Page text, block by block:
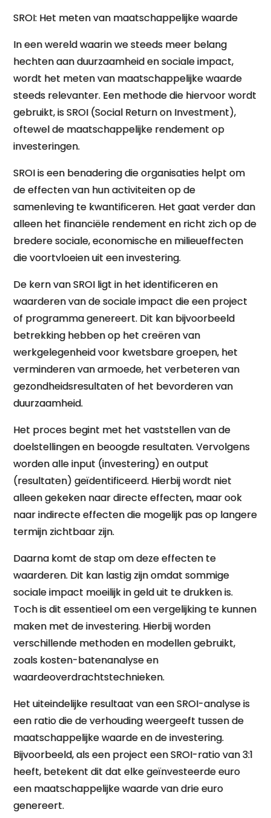
SROI: Het meten van maatschappelijke waarde
In een wereld waarin we steeds meer belang
hechten aan duurzaamheid en sociale impact,
wordt het meten van maatschappelijke waarde
steeds relevanter. Een methode die hiervoor wordt
gebruikt, is SROI (Social Return on Investment),
oftewel de maatschappelijke rendement op
investeringen.
SROI is een benadering die organisaties helpt om
de effecten van hun activiteiten op de
samenleving te kwantificeren. Het gaat verder dan
alleen het financiële rendement en richt zich op de
bredere sociale, economische en milieueffecten
die voortvloeien uit een investering.
De kern van SROI ligt in het identificeren en
waarderen van de sociale impact die een project
of programma genereert. Dit kan bijvoorbeeld
betrekking hebben op het creëren van
werkgelegenheid voor kwetsbare groepen, het
verminderen van armoede, het verbeteren van
gezondheidsresultaten of het bevorderen van
duurzaamheid.
Het proces begint met het vaststellen van de
doelstellingen en beoogde resultaten. Vervolgens
worden alle input (investering) en output
(resultaten) geïdentificeerd. Hierbij wordt niet
alleen gekeken naar directe effecten, maar ook
naar indirecte effecten die mogelijk pas op langere
termijn zichtbaar zijn.
Daarna komt de stap om deze effecten te
waarderen. Dit kan lastig zijn omdat sommige
sociale impact moeilijk in geld uit te drukken is.
Toch is dit essentieel om een vergelijking te kunnen
maken met de investering. Hierbij worden
verschillende methoden en modellen gebruikt,
zoals kosten-batenanalyse en
waardeoverdrachtstechnieken.
Het uiteindelijke resultaat van een SROI-analyse is
een ratio die de verhouding weergeeft tussen de
maatschappelijke waarde en de investering.
Bijvoorbeeld, als een project een SROI-ratio van 3:1
heeft, betekent dit dat elke geïnvesteerde euro
een maatschappelijke waarde van drie euro
genereert.